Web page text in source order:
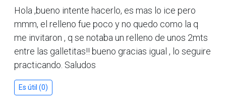
Hola ,bueno intente hacerlo, es mas lo ice pero
mmm, el relleno fue poco y no quedo como la q
me invitaron , q se notaba un relleno de unos 2mts
entre las galletitas!! bueno gracias igual , lo seguire
practicando. Saludos
Es útil (0)